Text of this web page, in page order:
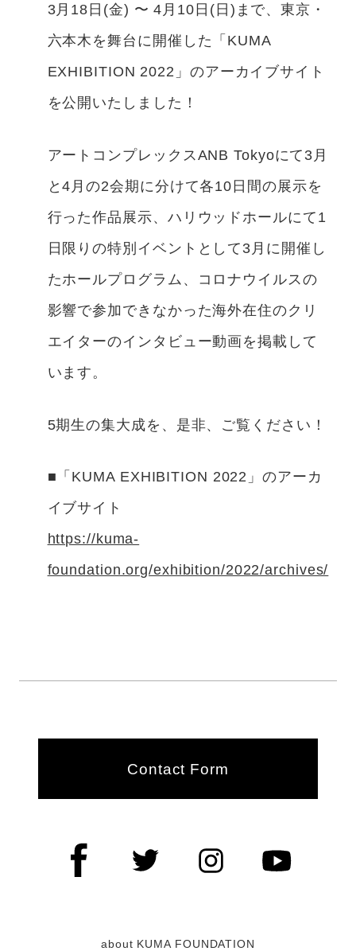
3月18日(金) 〜 4月10日(日)まで、東京・
六本木を舞台に開催した「KUMA
EXHIBITION 2022」のアーカイブサイト
を公開いたしました！
アートコンプレックスANB Tokyoにて3月
と4月の2会期に分けて各10日間の展示を
行った作品展示、ハリウッドホールにて1
日限りの特別イベントとして3月に開催し
たホールプログラム、コロナウイルスの
影響で参加できなかった海外在住のクリ
エイターのインタビュー動画を掲載して
います。
5期生の集大成を、是非、ご覧ください！
■「KUMA EXHIBITION 2022」のアーカ
イブサイト
https://kuma-
foundation.org/exhibition/2022/archives/
Contact Form
about KUMA FOUNDATION